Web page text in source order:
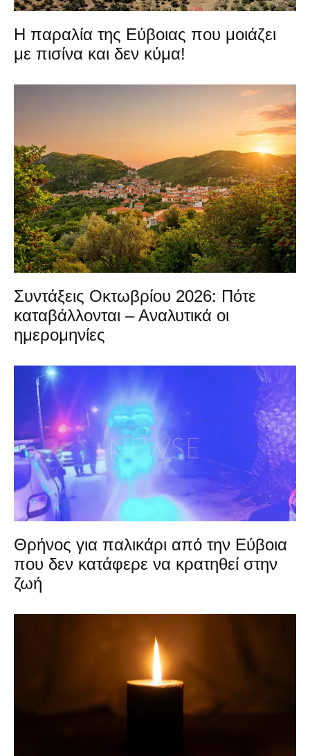
Η παραλία της Εύβοιας που μοιάζει
με πισίνα και δεν κύμα!
Συντάξεις Οκτωβρίου 2026: Πότε
καταβάλλονται – Αναλυτικά οι
ημερομηνίες
Θρήνος για παλικάρι από την Εύβοια
που δεν κατάφερε να κρατηθεί στην
ζωή